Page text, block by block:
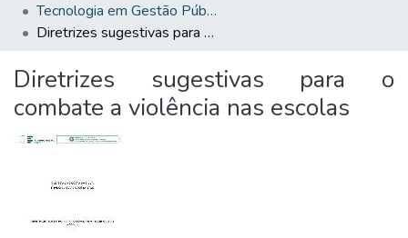
Statistics
Tecnologia em Gestão Pública (EaD)
Diretrizes sugestivas para o combate a violência nas escolas
Diretrizes sugestivas para o
combate a violência nas escolas